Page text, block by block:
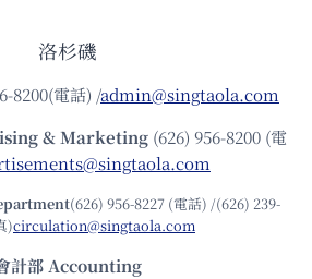
洛杉磯
8200(電話) /admin@singtaola.com
& Marketing (626) 956-8200 (電
(626) 956-8227 (電話) /(626) 239-
)circulation@singtaola.com
計部 Accounting